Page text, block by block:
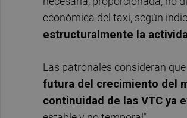
económica del taxi, según
estructuralmente la
Las patronales consideran
futura del crecimiento del
continuidad de las VTC ya